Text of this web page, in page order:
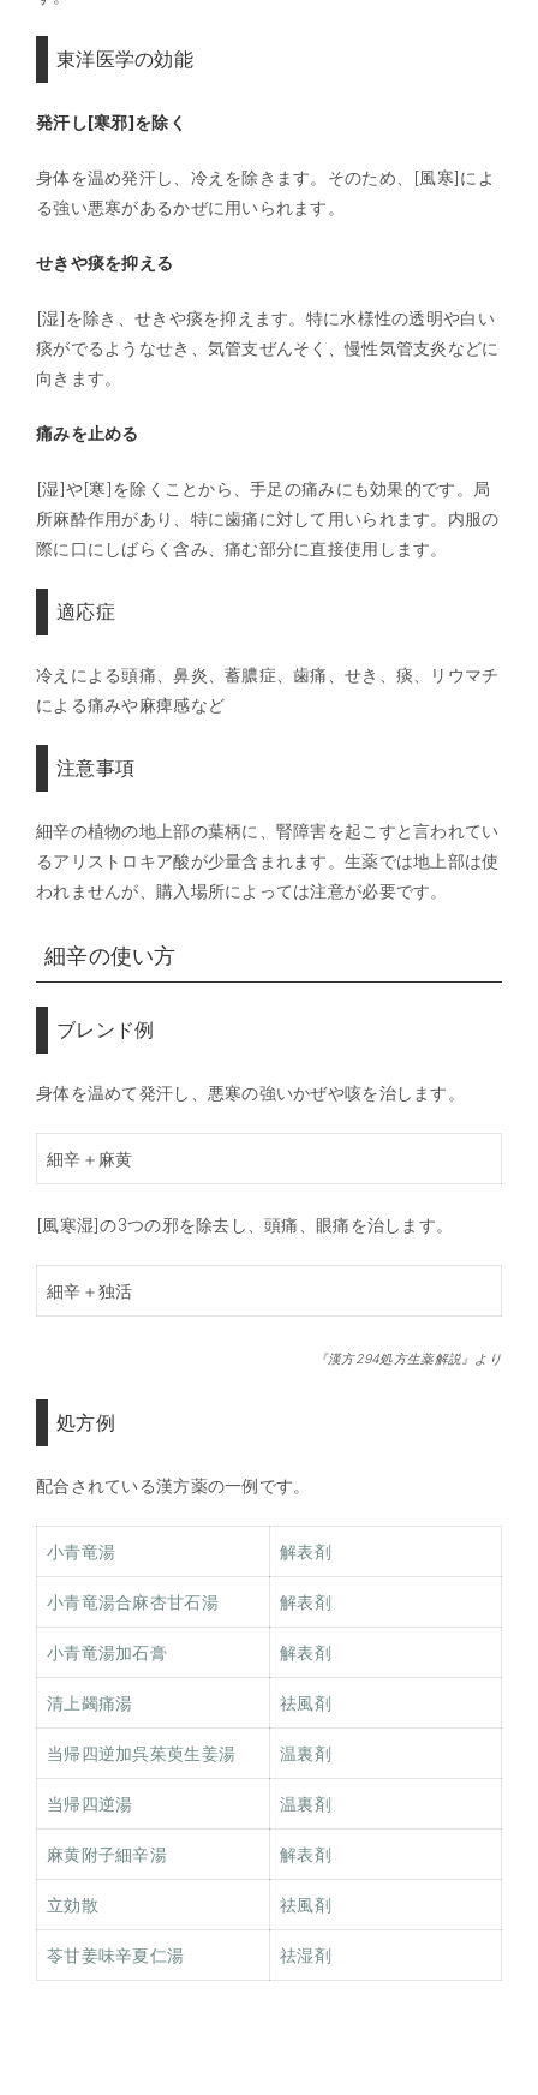
東洋医学の効能
発汗し[寒邪]を除く
身体を温め発汗し、冷えを除きます。そのため、[風寒]によ
る強い悪寒があるかぜに用いられます。
せきや痰を抑える
[湿]を除き、せきや痰を抑えます。特に水様性の透明や白い
痰がでるようなせき、気管支ぜんそく、慢性気管支炎などに
向きます。
痛みを止める
[湿]や[寒]を除くことから、手足の痛みにも効果的です。局
所麻酔作用があり、特に歯痛に対して用いられます。内服の
際に口にしばらく含み、痛む部分に直接使用します。
適応症
冷えによる頭痛、鼻炎、蓄膿症、歯痛、せき、痰、リウマチ
による痛みや麻痺感など
注意事項
細辛の植物の地上部の葉柄に、腎障害を起こすと言われてい
るアリストロキア酸が少量含まれます。生薬では地上部は使
われませんが、購入場所によっては注意が必要です。
細辛の使い方
ブレンド例
身体を温めて発汗し、悪寒の強いかぜや咳を治します。
細辛＋麻黄
[風寒湿]の3つの邪を除去し、頭痛、眼痛を治します。
細辛＋独活
『漢方294処方生薬解説』より
処方例
配合されている漢方薬の一例です。
小青竜湯 解表剤
小青竜湯合麻杏甘石湯 解表剤
小青竜湯加石膏 解表剤
清上蠲痛湯 祛風剤
当帰四逆加呉茱萸生姜湯 温裏剤
当帰四逆湯 温裏剤
麻黄附子細辛湯 解表剤
立効散 祛風剤
苓甘姜味辛夏仁湯 祛湿剤